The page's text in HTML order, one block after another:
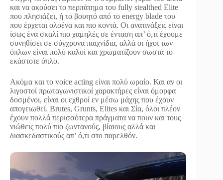
και να ακούσει το περπάτημα του fully stealthed Elite
που πλησιάζει, ή το βουητό από το energy blade του
που έρχεται ολοένα και πιο κοντά. Οι ανατινάξεις είναι
ίσως ένα σκαλί πιο χαμηλές σε ένταση απ’ ό,τι έχουμε
συνηθίσει σε σύγχρονα παιχνίδια, αλλά οι ήχοι των
όπλων είναι πολύ καλοί και χρωματίζουν σωστά το
εκάστοτε όπλο.
Ακόμα και το voice acting είναι πολύ ωραίο. Και αν οι
λιγοστοί πρωταγωνιστικοί χαρακτήρες είναι όμορφα
δοσμένοι, είναι οι εχθροί εν μέσω μάχης που έχουν
απογειωθεί. Brutes, Grunts, Elites και Σία, όλοι πλέον
έχουν πολλά περισσότερα πράγματα να πουν και τους
νιώθεις πολύ πιο ζωντανούς, βίαιους αλλά και
διασκεδαστικούς απ’ ό,τι στο παρελθόν.